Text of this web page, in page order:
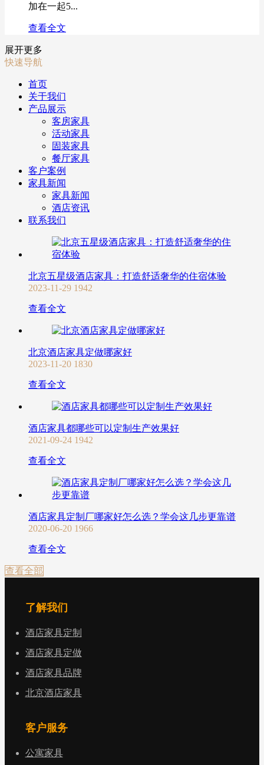
加在一起5...
查看全文
展开更多
快速导航
首页
关于我们
产品展示
客房家具
活动家具
固装家具
餐厅家具
客户案例
家具新闻
家具新闻
酒店资讯
联系我们
北京五星级酒店家具：打造舒适奢华的住宿体验
2023-11-29 1942
查看全文
北京酒店家具定做哪家好
2023-11-20 1830
查看全文
酒店家具都哪些可以定制生产效果好
2021-09-24 1942
查看全文
酒店家具定制厂哪家好怎么选？学会这几步更靠谱
2020-06-20 1966
查看全文
查看全部
了解我们
酒店家具定制
酒店家具定做
酒店家具品牌
北京酒店家具
客户服务
公寓家具